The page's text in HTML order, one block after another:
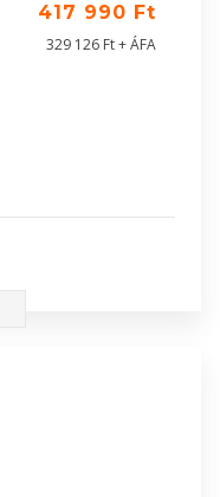
417 990 Ft
329 126 Ft + ÁFA